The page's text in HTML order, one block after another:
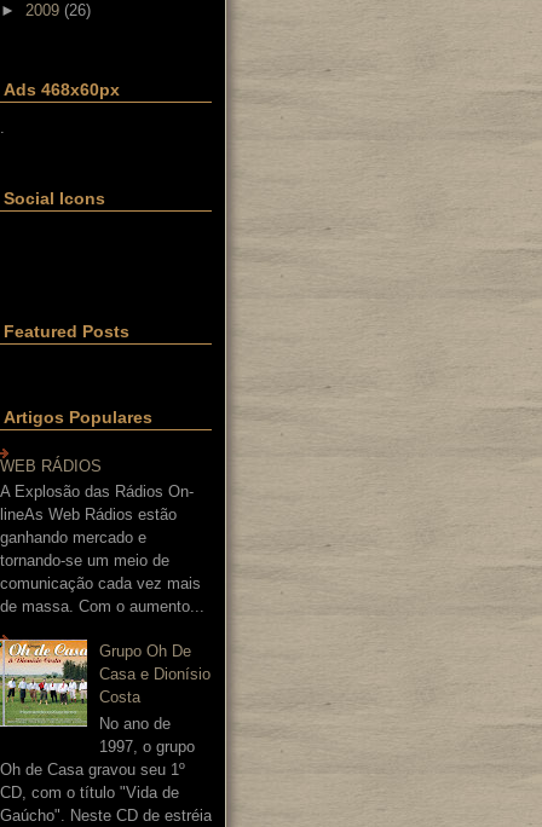
► 2009 (26)
Ads 468x60px
Social Icons
Featured Posts
Artigos Populares
WEB RÁDIOS
A Explosão das Rádios On-
lineAs Web Rádios estão
ganhando mercado e
tornando-se um meio de
comunicação cada vez mais
de massa. Com o aumento...
Grupo Oh De
Casa e Dionísio
Costa
No ano de
1997, o grupo
Oh de Casa gravou seu 1º
CD, com o título "Vida de
Gaúcho". Neste CD de estréia